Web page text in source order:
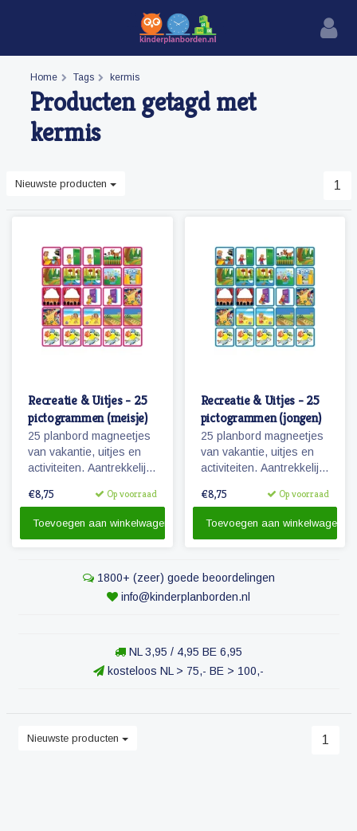
Home Tags kermis
Producten getagd met
kermis
Nieuwste producten 1
Recreatie & Uitjes - 25
pictogrammen (meisje)
25 planbord magneetjes
van vakantie, uitjes en
activiteiten. Aantrekkelijk
pictogrammen.
€8,75 Op voorraad
Toevoegen aan winkelwagen
Recreatie & Uitjes - 25
pictogrammen (jongen)
25 planbord magneetjes
van vakantie, uitjes en
activiteiten. Aantrekkelijk
pictogrammen.
€8,75 Op voorraad
Toevoegen aan winkelwagen
1800+ (zeer) goede beoordelingen
info@kinderplanborden.nl
NL 3,95 / 4,95 BE 6,95
kosteloos NL > 75,- BE > 100,-
Nieuwste producten 1